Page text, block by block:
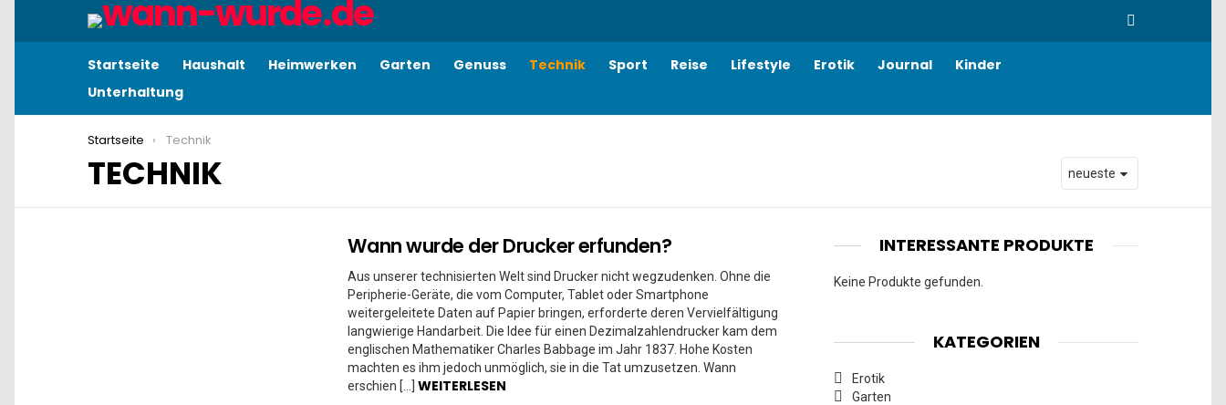
Startseite Haushalt Heimwerken Garten Genuss Technik Sport Reise Lifestyle Erotik Journal
Kinder
Unterhaltung
You are here:
Startseite Technik
TECHNIK
Wann wurde der Drucker erfunden?
Aus unserer technisierten Welt sind Drucker nicht wegzudenken. Ohne die
Peripherie-Geräte, die vom Computer, Tablet oder Smartphone
weitergeleitete Daten auf Papier bringen, erforderte deren Vervielfältigung
langwierige Handarbeit. Die Idee für einen Dezimalzahlendrucker kam dem
englischen Mathematiker Charles Babbage im Jahr 1837. Hohe Kosten
machten es ihm jedoch unmöglich, sie in die Tat umzusetzen. Wann
erschien […] WEITERLESEN
INTERESSANTE PRODUKTE
Keine Produkte gefunden.
KATEGORIEN
Erotik
Garten